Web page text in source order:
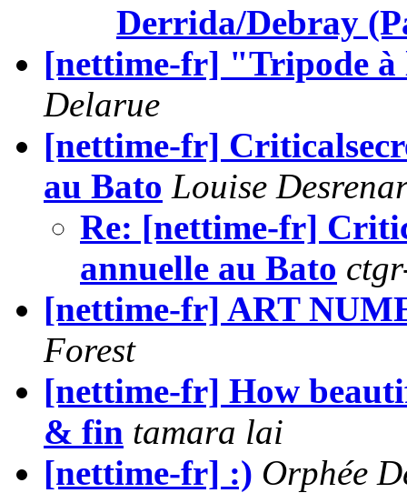
Derrida/Debray
[nettime-fr] "Tripode à
Delarue
[nettime-fr]
au Bato Louise
Re: [nettime-fr]
annuelle au Bato
[nettime-fr] ART
Forest
[nettime-fr] How
& fin tamara lai
[nettime-fr] :) Orphée